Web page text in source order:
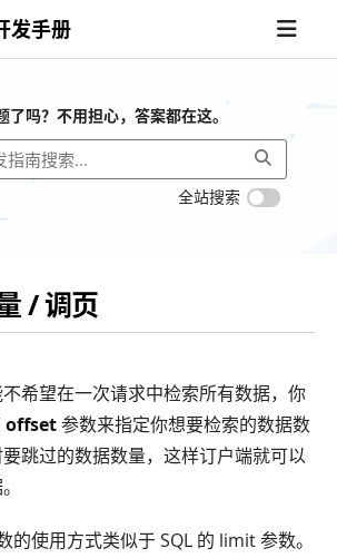
发手册
了吗？不用担心，答案都在这。
全站搜索
/ 调页
希望在一次请求中检索所有数据，你
offset参数来指定你想要检索的数据数
跳过的数据数量，这样订户端就可以
使用方式类似于 SQL 的 limit 参数。